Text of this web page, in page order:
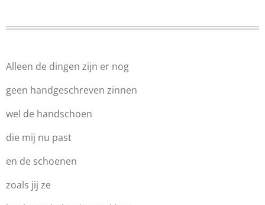
Alleen de dingen zijn er nog
geen handgeschreven zinnen
wel de handschoen
die mij nu past
en de schoenen
zoals jij ze